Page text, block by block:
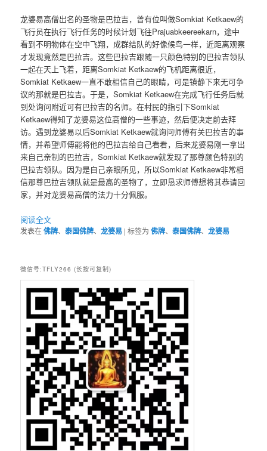
龙婆易高僧出名的圣物是巴拉吉，曾有位叫做Somkiat Ketkaew的
飞行员在执行飞行任务的时候计划飞往Prajuabkeereekarn，途中
看到不明物体在空中飞翔，成群结队的好像候鸟一样，近距离观察
才发现竟然是巴拉吉。这些巴拉吉跟随一只颜色特别的巴拉吉领队
一起在天上飞着，距离Somkiat Ketkaew的飞机距离很近，
Somkiat Ketkaew一直不敢相信自己的眼睛，可是镇静下来无可争
议的那就是巴拉吉。于是，Somkiat Ketkaew在完成飞行任务后就
到处询问附近可有巴拉吉的名师。在村民的指引下Somkiat
Ketkaew得知了龙婆易这位高僧的一些事迹，然后便决定前去拜
访。遇到龙婆易以后Somkiat Ketkaew就询问师傅有关巴拉吉的事
情，并希望师傅能将他的巴拉吉给自己看看，后来龙婆易刚一拿出
来自己亲制的巴拉吉，Somkiat Ketkaew就发现了那尊颜色特别的
巴拉吉领队。因为是自己亲眼所见，所以Somkiat Ketkaew非常相
信那尊巴拉吉领队就是最高的圣物了，立即恳求师傅想将其恭请回
家，并对龙婆易高僧的法力十分佩服。
阅读全文
发表在佛牌、泰国佛牌、龙婆易 |标签为 佛牌、泰国佛牌、龙婆易
微信号:TFLY266 (长按可复制)